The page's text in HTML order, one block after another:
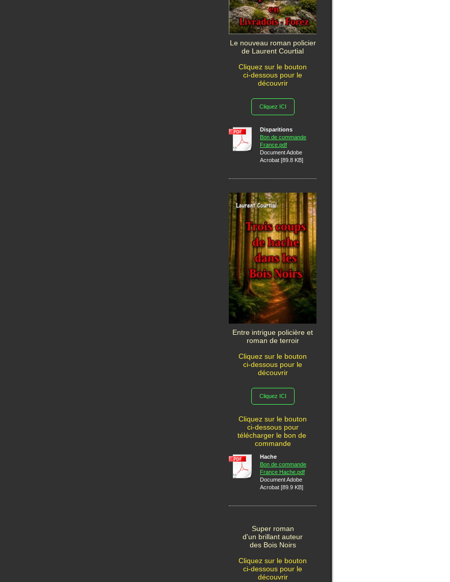
Le nouveau roman policier
de Laurent Courtial
Cliquez sur le bouton
ci-dessous pour le
découvrir
Cliquez ICI
Disparitions
Bon de commande
France.pdf
Document Adobe
Acrobat [89.8 KB]
Entre intrigue policière et
roman de terroir
Cliquez sur le bouton
ci-dessous pour le
découvrir
Cliquez ICI
Cliquez sur le bouton
ci-dessous pour
télécharger le bon de
commande
Hache
Bon de commande
France Hache.pdf
Document Adobe
Acrobat [89.9 KB]
Super roman
d'un brillant auteur
des Bois Noirs
Cliquez sur le bouton
ci-dessous pour le
découvrir